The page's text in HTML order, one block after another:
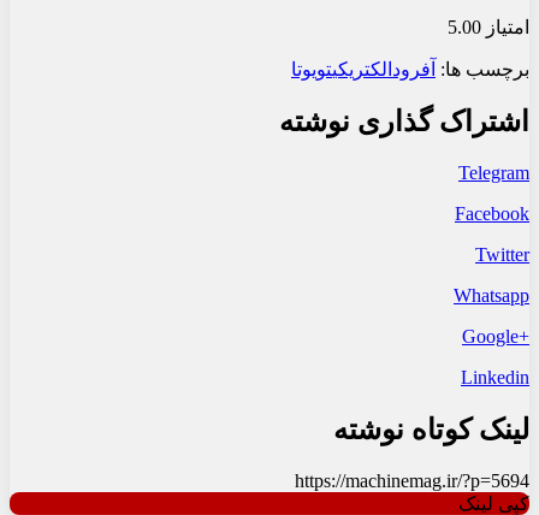
امتیاز 5.00
برچسب ها: آفرود الکتریکیتویوتا
اشتراک گذاری نوشته
Telegram
Facebook
Twitter
Whatsapp
+Google
Linkedin
لینک کوتاه نوشته
https://machinemag.ir/?p=5694
کپی لینک